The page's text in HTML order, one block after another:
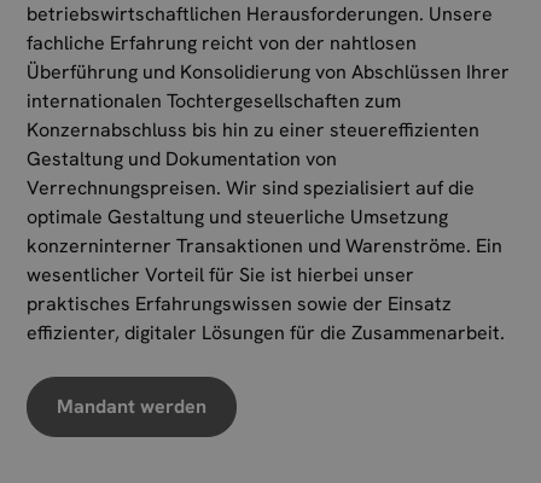
betriebswirtschaftlichen Herausforderungen. Unsere
fachliche Erfahrung reicht von der nahtlosen
Überführung und Konsolidierung von Abschlüssen Ihrer
internationalen Tochtergesellschaften zum
Konzernabschluss bis hin zu einer steuereffizienten
Gestaltung und Dokumentation von
Verrechnungspreisen. Wir sind spezialisiert auf die
optimale Gestaltung und steuerliche Umsetzung
konzerninterner Transaktionen und Warenströme. Ein
wesentlicher Vorteil für Sie ist hierbei unser
praktisches Erfahrungswissen sowie der Einsatz
effizienter, digitaler Lösungen für die Zusammenarbeit.
Mandant werden